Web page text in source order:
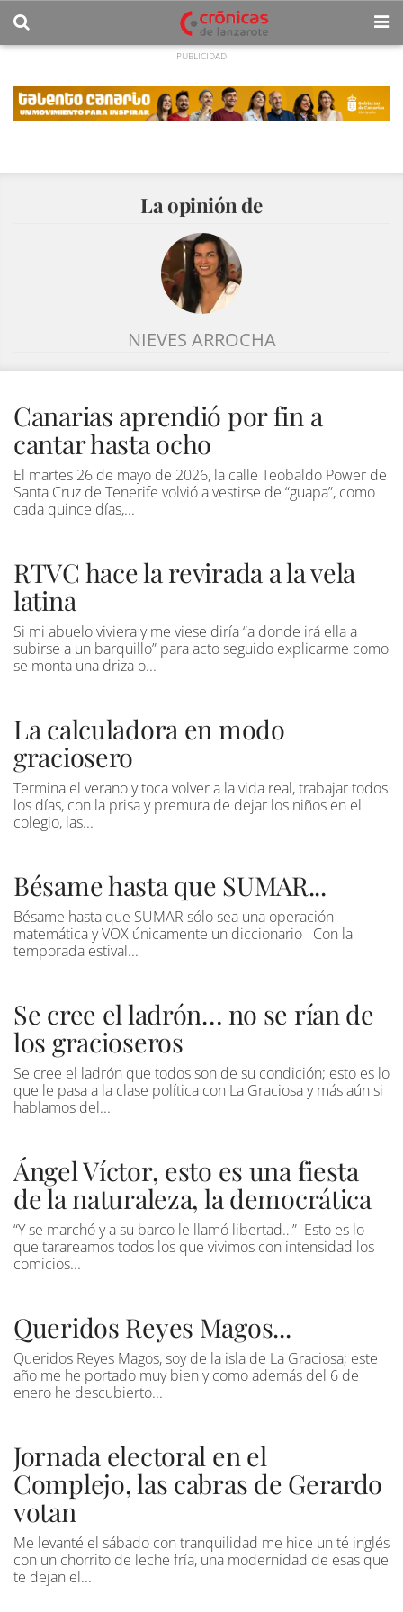
La opinión de
NIEVES ARROCHA
Canarias aprendió por fin a
cantar hasta ocho
El martes 26 de mayo de 2026, la calle Teobaldo Power de
Santa Cruz de Tenerife volvió a vestirse de “guapa”, como
cada quince días,...
RTVC hace la revirada a la vela
latina
Si mi abuelo viviera y me viese diría “a donde irá ella a
subirse a un barquillo” para acto seguido explicarme como
se monta una driza o...
La calculadora en modo
graciosero
Termina el verano y toca volver a la vida real, trabajar todos
los días, con la prisa y premura de dejar los niños en el
colegio, las...
Bésame hasta que SUMAR...
Bésame hasta que SUMAR sólo sea una operación
matemática y VOX únicamente un diccionario Con la
temporada estival...
Se cree el ladrón… no se rían de
los gracioseros
Se cree el ladrón que todos son de su condición; esto es lo
que le pasa a la clase política con La Graciosa y más aún si
hablamos del...
Ángel Víctor, esto es una fiesta
de la naturaleza, la democrática
“Y se marchó y a su barco le llamó libertad…” Esto es lo
que tarareamos todos los que vivimos con intensidad los
comicios...
Queridos Reyes Magos...
Queridos Reyes Magos, soy de la isla de La Graciosa; este
año me he portado muy bien y como además del 6 de
enero he descubierto...
Jornada electoral en el
Complejo, las cabras de Gerardo
votan
Me levanté el sábado con tranquilidad me hice un té inglés
con un chorrito de leche fría, una modernidad de esas que
te dejan el...